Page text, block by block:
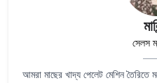
সেলস
আমরা মাছের খাদ্য পেলেট মেশিন তৈরিতে